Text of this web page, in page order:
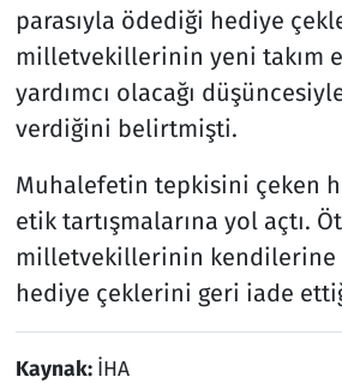
parasıyla ödediği hediye
milletvekillerinin yeni takım
yardımcı olacağı
verdiğini belirtmişti.
Muhalefetin tepkisini çeken
etik tartışmalarına yol açtı.
milletvekillerinin kendilerine
hediye çeklerini geri iade
Kaynak: İHA